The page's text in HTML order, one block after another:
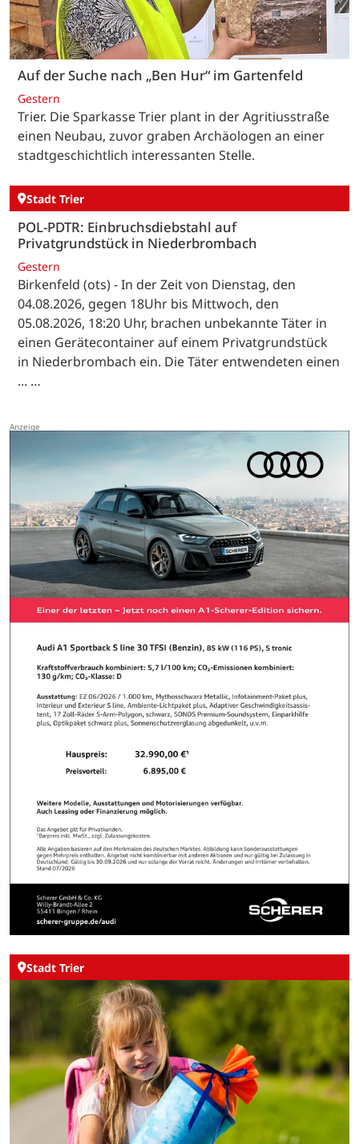
Auf der Suche nach „Ben Hur“ im Gartenfeld
Gestern
Trier. Die Sparkasse Trier plant in der Agritiusstraße
einen Neubau, zuvor graben Archäologen an einer
stadtgeschichtlich interessanten Stelle.
Stadt Trier
POL-PDTR: Einbruchsdiebstahl auf
Privatgrundstück in Niederbrombach
Gestern
Birkenfeld (ots) - In der Zeit von Dienstag, den
04.08.2026, gegen 18Uhr bis Mittwoch, den
05.08.2026, 18:20 Uhr, brachen unbekannte Täter in
einen Gerätecontainer auf einem Privatgrundstück
in Niederbrombach ein. Die Täter entwendeten einen
... …
Stadt Trier